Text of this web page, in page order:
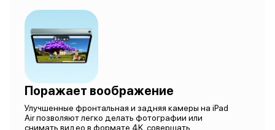
Поражает воображение
Улучшенные фронтальная и задняя камеры на iPad
Air позволяют легко делать фотографии или
снимать видео в формате 4K, совершать